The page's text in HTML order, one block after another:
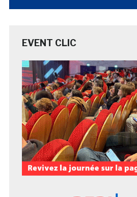
EVENT CLIC